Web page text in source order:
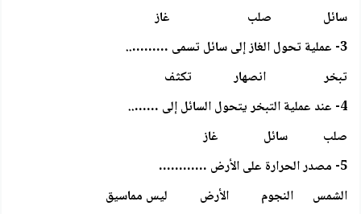
سائل صلب غاز
3- عملية تحول الغاز إلى سائل تسمى ………..
تبخر انصهار تكثف
4- عند عملية التبخر يتحول السائل إلى ……..
صلب سائل غاز
5- مصدر الحرارة على الأرض …………
الشمس النجوم الأرض ليس مماسيق